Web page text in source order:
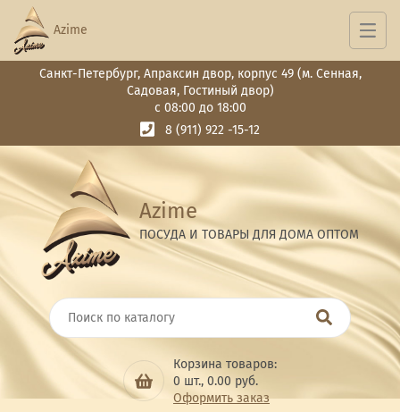
Санкт-Петербург, Апраксин двор, корпус 49 (м. Сенная,
Садовая, Гостиный двор)
с 08:00 до 18:00
8 (911) 922 -15-12
Azime
ПОСУДА И ТОВАРЫ ДЛЯ ДОМА ОПТОМ
Корзина товаров:
0 шт., 0.00 руб.
Оформить заказ
Azime